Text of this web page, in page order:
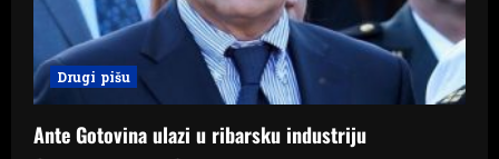
o
n
Drugi pišu
Ante Gotovina ulazi u ribarsku industriju